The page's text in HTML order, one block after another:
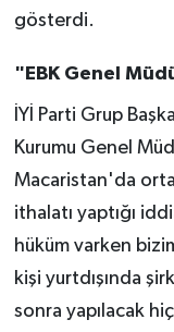
gösterdi.
"EBK Genel
İYİ Parti Grup
Kurumu Genel
Macaristan'da
ithalatı yaptığı
hüküm varken
kişi yurtdışında
sonra yapılacak